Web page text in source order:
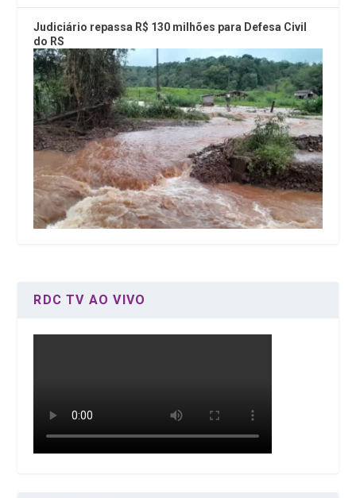
Judiciário repassa R$ 130 milhões para Defesa Civil
do RS
RDC TV AO VIVO